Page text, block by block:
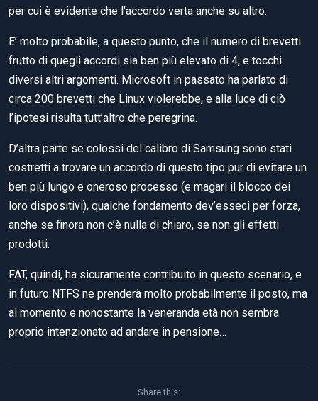
per cui è evidente che l’accordo verta anche su altro.
E’ molto probabile, a questo punto, che il numero di brevetti
frutto di quegli accordi sia ben più elevato di 4, e tocchi
diversi altri argomenti. Microsoft in passato ha parlato di
circa 200 brevetti che Linux violerebbe, e alla luce di ciò
l’ipotesi risulta tutt’altro che peregrina.
D’altra parte se colossi del calibro di Samsung sono stati
costretti a trovare un accordo di questo tipo pur di evitare un
ben più lungo e oneroso processo (e magari il blocco dei
loro dispositivi), qualche fondamento dev’esseci per forza,
anche se finora non c’è nulla di chiaro, se non gli effetti
prodotti.
FAT, quindi, ha sicuramente contribuito in questo scenario, e
in futuro NTFS ne prenderà molto probabilmente il posto, ma
al momento e nonostante la veneranda età non sembra
proprio intenzionato ad andare in pensione…
Share this: